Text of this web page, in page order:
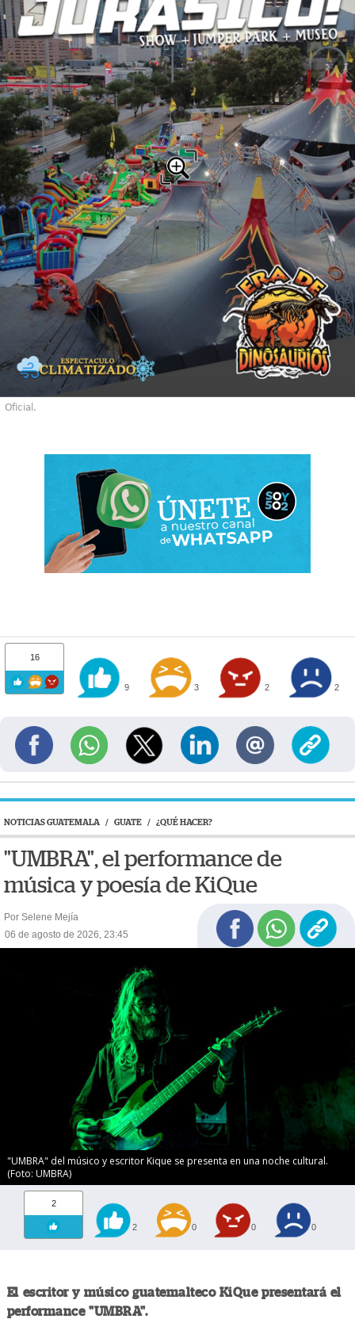
Oficial.
16
9 3 2 2
NOTICIAS GUATEMALA / GUATE / ¿QUÉ HACER?
"UMBRA", el performance de
música y poesía de KiQue
Por Selene Mejía
06 de agosto de 2026, 23:45
"UMBRA" del músico y escritor Kique se presenta en una noche cultural.
(Foto: UMBRA)
2
2 0 0 0
El escritor y músico guatemalteco KiQue presentará el
performance "UMBRA".